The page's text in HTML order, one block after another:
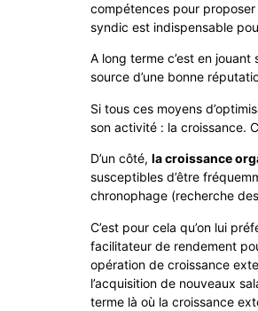
compétences pour
syndic est indispensable
A long terme c’est en
source d’une bonne
Si tous ces moyens
son activité : la croissance.
D’un côté, la croissance
susceptibles d’être
chronophage (recherche
C’est pour cela qu’on lui
facilitateur de rendement
opération de croissance
l’acquisition de nouveaux
terme là où la croissance